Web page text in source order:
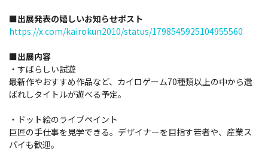
■出展発表の嬉しいお知らせポスト
https://x.com/kairokun2010/status/1798545925104955560
■出展内容
・すばらしい試遊
最新作やおすすめ作品など、カイロゲーム70種類以上の中から選
ばれしタイトルが遊べる予定。
・ドット絵のライブペイント
巨匠の手仕事を見学できる。デザイナーを目指す若者や、産業ス
パイも歓迎。